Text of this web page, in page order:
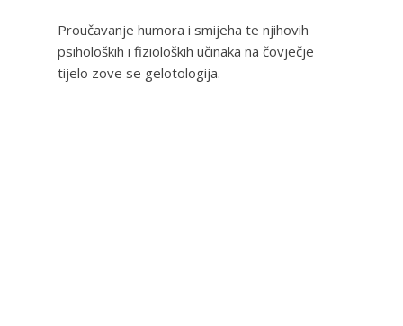
Proučavanje humora i smijeha te njihovih
psiholoških i fizioloških učinaka na čovječje
tijelo zove se gelotologija.